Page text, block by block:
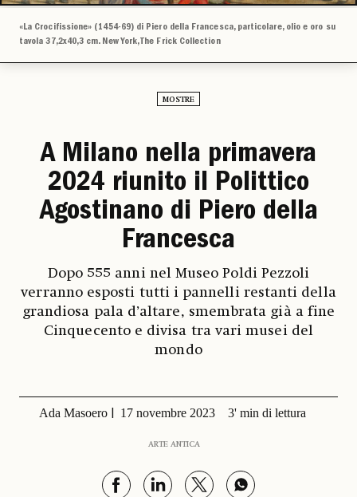
«La Crocifissione» (1454-69) di Piero della Francesca, particolare, olio e oro su
tavola 37,2x40,3 cm. New York, The Frick Collection
MOSTRE
A Milano nella primavera
2024 riunito il Polittico
Agostinano di Piero della
Francesca
Dopo 555 anni nel Museo Poldi Pezzoli
verranno esposti tutti i pannelli restanti della
grandiosa pala d’altare, smembrata già a fine
Cinquecento e divisa tra vari musei del
mondo
Ada Masoero 17 novembre 2023 3' min di lettura
ARTE ANTICA